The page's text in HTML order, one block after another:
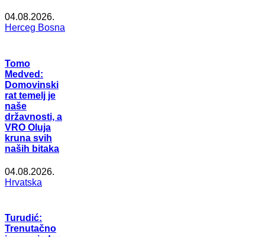
04.08.2026.
Herceg Bosna
Tomo
Medved:
Domovinski
rat temelj je
naše
državnosti, a
VRO Oluja
kruna svih
naših bitaka
04.08.2026.
Hrvatska
Turudić:
Trenutačno